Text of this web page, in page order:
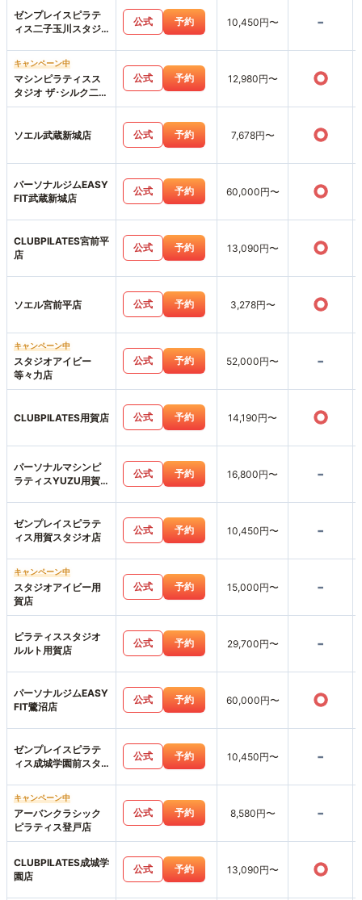
ゼンプレイスピラテ
ィス二子玉川スタジ
公式 予約 10,450円〜 -
キャンペーン中
マシンピラティスス
タジオ ザ･シルク二子
玉川店
公式 予約 12,980円〜 ○
ソエル武蔵新城店 公式 予約 7,678円〜 ○
パーソナルジムEASY
FIT武蔵新城店
公式 予約 60,000円〜 ○
CLUBPILATES宮前平
店
公式 予約 13,090円〜 ○
ソエル宮前平店 公式 予約 3,278円〜 ○
キャンペーン中
スタジオアイビー
等々力店
公式 予約 52,000円〜 -
CLUBPILATES用賀店 公式 予約 14,190円〜 ○
パーソナルマシンピ
ラティスYUZU用賀
公式 予約 16,800円〜 -
ゼンプレイスピラテ
ィス用賀スタジオ店
公式 予約 10,450円〜 -
キャンペーン中
スタジオアイビー用
賀店
公式 予約 15,000円〜 -
ピラティススタジオ
ルルト用賀店
公式 予約 29,700円〜 -
パーソナルジムEASY
FIT鷺沼店
公式 予約 60,000円〜 ○
ゼンプレイスピラテ
ィス成城学園前スタ
公式 予約 10,450円〜 -
キャンペーン中
アーバンクラシック
ピラティス登戸店
公式 予約 8,580円〜 -
CLUBPILATES成城学
園店
公式 予約 13,090円〜 ○